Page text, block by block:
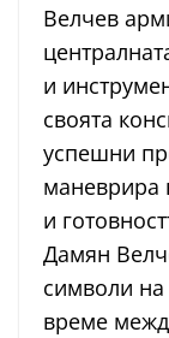
Велчев
и
своята
успешни
маневрира
и
Дамян
символи
време